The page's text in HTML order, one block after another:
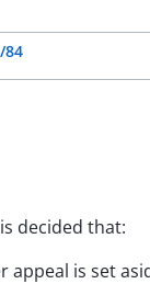
84
decided that:
appeal is set